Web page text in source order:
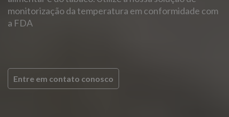
monitorização da temperatura em conformidade com
a FDA
Entre em contato conosco